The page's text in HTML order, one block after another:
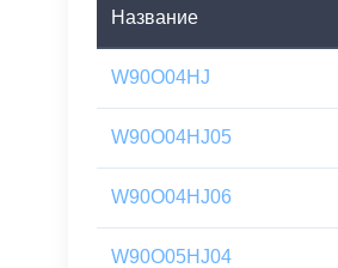
Название
W90O04HJ
W90O04HJ05
W90O04HJ06
W90O05HJ04